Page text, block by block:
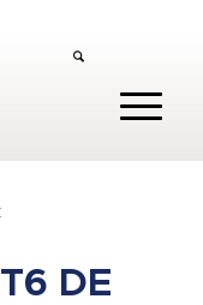
DE